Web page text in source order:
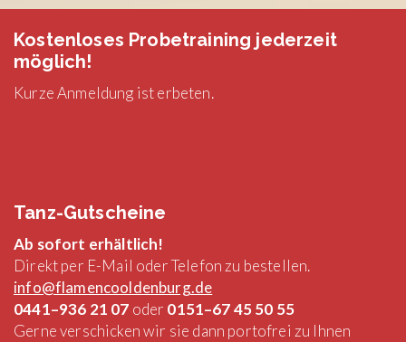
Kostenloses Probetraining jederzeit
möglich!
Kurze Anmeldung ist erbeten.
Tanz-Gutscheine
Ab sofort erhältlich!
Direkt per E-Mail oder Telefon zu bestellen.
info@flamencooldenburg.de
0441–936 21 07 oder 0151–67 45 50 55
Gerne verschicken wir sie dann portofrei zu Ihnen